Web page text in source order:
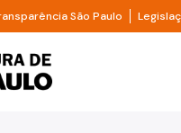
de acesso à informação
São Paulo Divisor
São